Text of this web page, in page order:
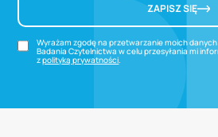
ZAPISZ SIĘ
Wyrażam zgodę na przetwarzanie moich
Badania Czytelnictwa w celu przesyłania mi
zpolityką prywatności.